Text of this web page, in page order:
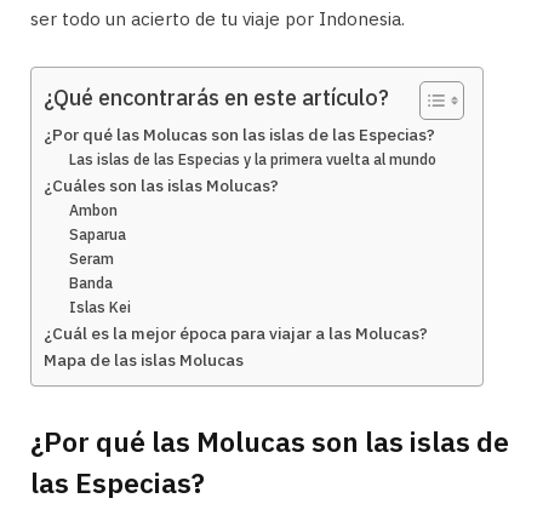
ser todo un acierto de tu viaje por Indonesia.
¿Qué encontrarás en este artículo?
¿Por qué las Molucas son las islas de las Especias?
Las islas de las Especias y la primera vuelta al mundo
¿Cuáles son las islas Molucas?
Ambon
Saparua
Seram
Banda
Islas Kei
¿Cuál es la mejor época para viajar a las Molucas?
Mapa de las islas Molucas
¿Por qué las Molucas son las islas de
las Especias?